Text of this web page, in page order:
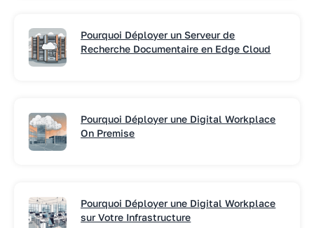
Pourquoi Déployer un Serveur de
Recherche Documentaire en Edge Cloud
Pourquoi Déployer une Digital Workplace
On Premise
Pourquoi Déployer une Digital Workplace
sur Votre Infrastructure